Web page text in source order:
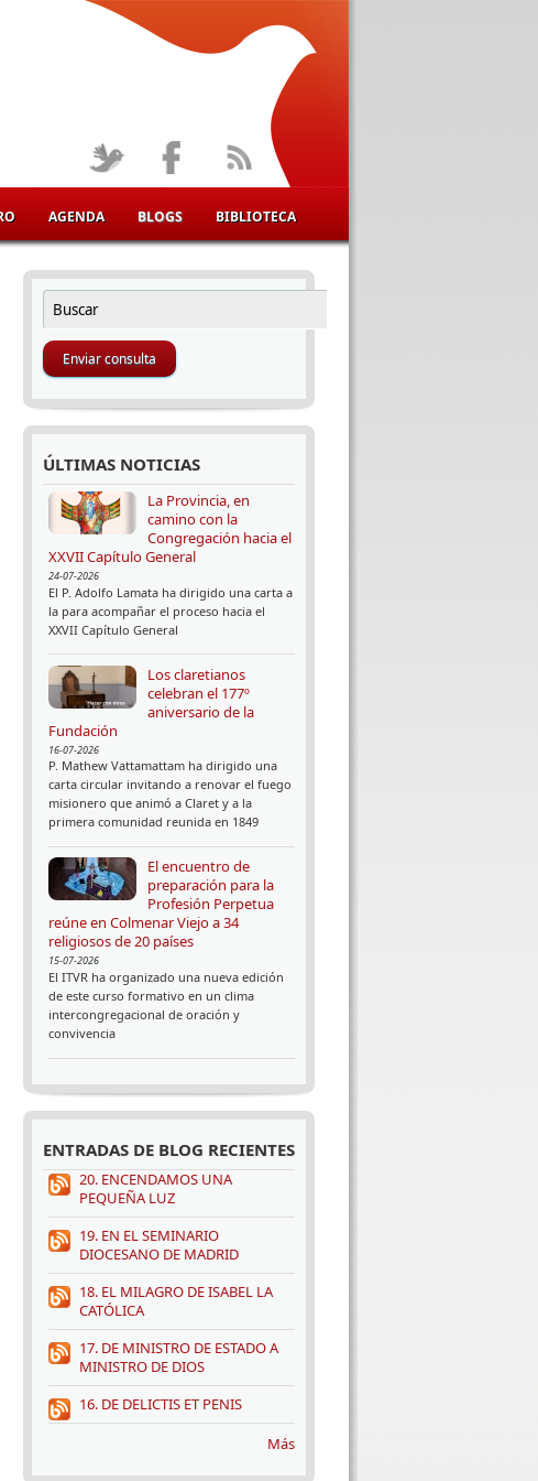
AGENDA BLOGS BIBLIOTECA
FORMULARIO DE BÚSQUEDA
Buscar
ÚLTIMAS NOTICIAS
La Provincia, en
camino con la
Congregación hacia el
XXVII Capítulo General
24-07-2026
El P. Adolfo Lamata ha dirigido una carta a
la para acompañar el proceso hacia el
XXVII Capítulo General
Los claretianos
celebran el 177º
aniversario de la
Fundación
16-07-2026
P. Mathew Vattamattam ha dirigido una
carta circular invitando a renovar el fuego
misionero que animó a Claret y a la
primera comunidad reunida en 1849
El encuentro de
preparación para la
Profesión Perpetua
reúne en Colmenar Viejo a 34
religiosos de 20 países
15-07-2026
El ITVR ha organizado una nueva edición
de este curso formativo en un clima
intercongregacional de oración y
convivencia
ENTRADAS DE BLOG RECIENTES
20. ENCENDAMOS UNA
PEQUEÑA LUZ
19. EN EL SEMINARIO
DIOCESANO DE MADRID
18. EL MILAGRO DE ISABEL LA
CATÓLICA
17. DE MINISTRO DE ESTADO A
MINISTRO DE DIOS
16. DE DELICTIS ET PENIS
Más